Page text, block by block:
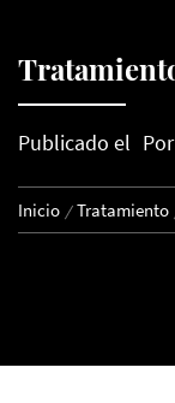
Publicado el Por
Inicio Tratamiento